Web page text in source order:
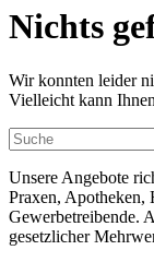
Nichts
Wir konnten leider
Vielleicht kann
Unsere Angebote
Praxen, Apotheken,
Gewerbetreibende.
gesetzlicher